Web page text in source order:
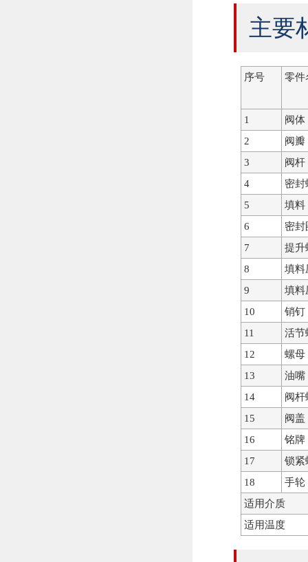
主要
序号 零件
1
阀体
2
阀瓣
3
阀杆
4
密封
5
填料
6
密封
7
提升
8
填料
9
填料
10
销钉
11
活节
12
螺母
13
油嘴
14
阀杆
15
阀盖
16
铭牌
17
锁紧
18
手轮
适用介质
适用温度